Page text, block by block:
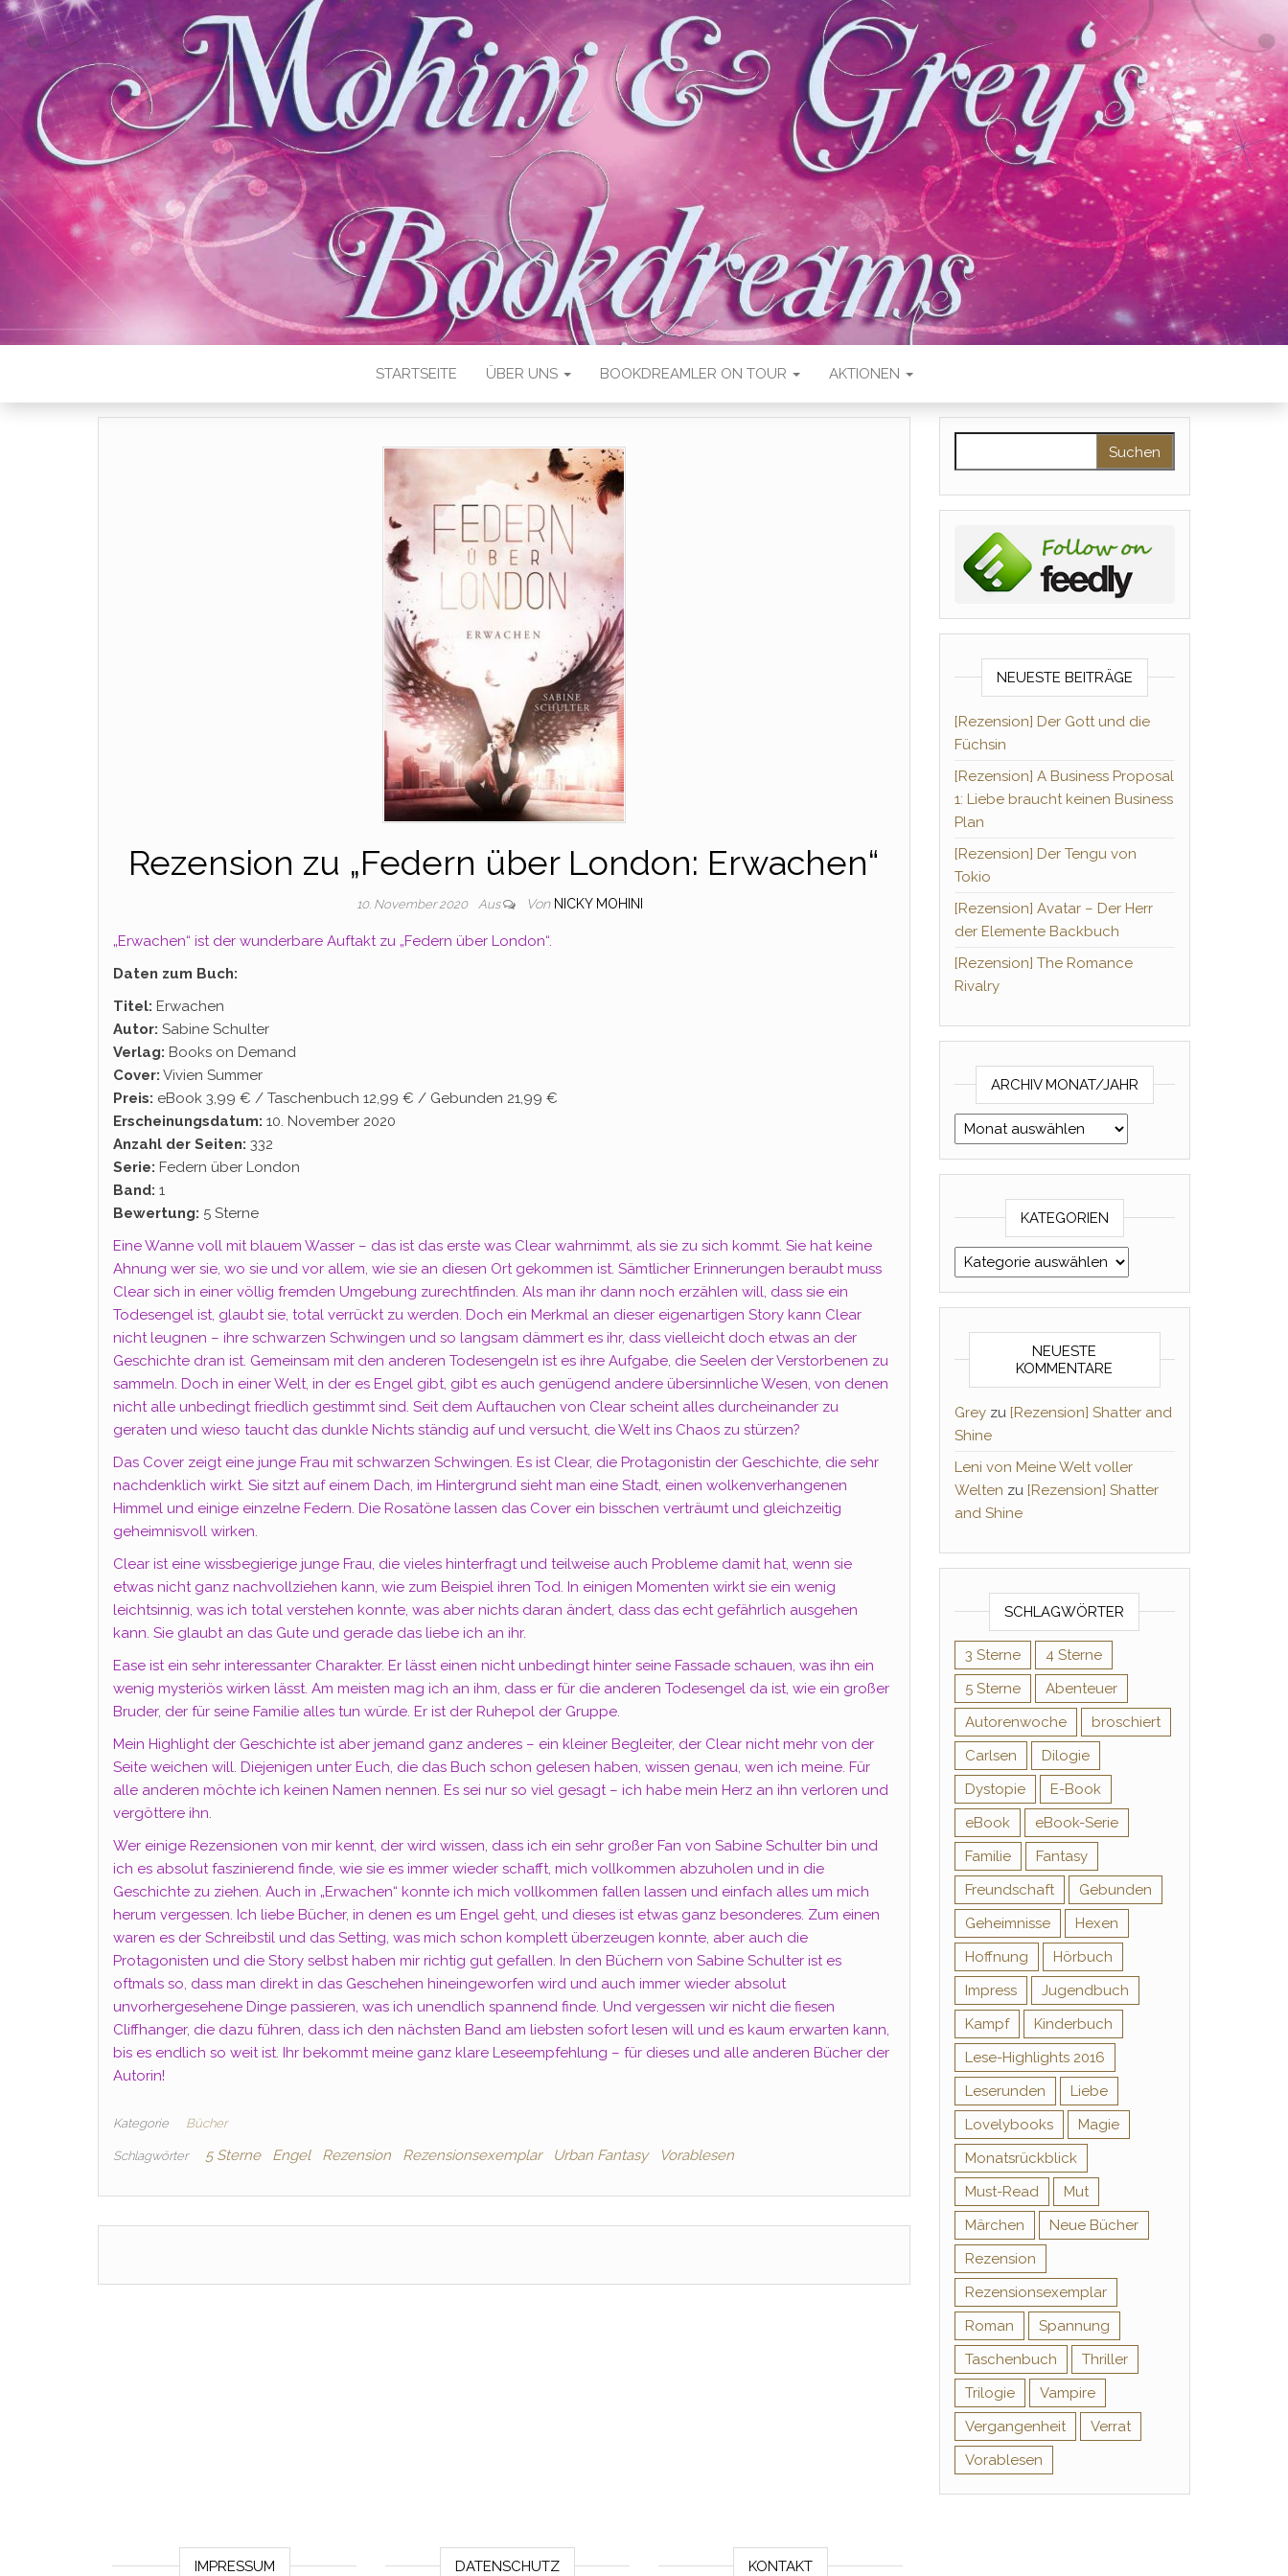
STARTSEITE ÜBER UNS BOOKDREAMLER ON TOUR AKTIONEN
Rezension zu „Federn über London: Erwachen“
10. November 2020 Aus Von NICKY MOHINI
„Erwachen“ ist der wunderbare Auftakt zu „Federn über London“.
Daten zum Buch:
Titel: Erwachen
Autor: Sabine Schulter
Verlag: Books on Demand
Cover: Vivien Summer
Preis: eBook 3,99 € / Taschenbuch 12,99 € / Gebunden 21,99 €
Erscheinungsdatum: 10. November 2020
Anzahl der Seiten: 332
Serie: Federn über London
Band: 1
Bewertung: 5 Sterne
Eine Wanne voll mit blauem Wasser – das ist das erste was Clear wahrnimmt, als sie zu sich kommt. Sie hat keine
Ahnung wer sie, wo sie und vor allem, wie sie an diesen Ort gekommen ist. Sämtlicher Erinnerungen beraubt muss
Clear sich in einer völlig fremden Umgebung zurechtfinden. Als man ihr dann noch erzählen will, dass sie ein
Todesengel ist, glaubt sie, total verrückt zu werden. Doch ein Merkmal an dieser eigenartigen Story kann Clear
nicht leugnen – ihre schwarzen Schwingen und so langsam dämmert es ihr, dass vielleicht doch etwas an der
Geschichte dran ist. Gemeinsam mit den anderen Todesengeln ist es ihre Aufgabe, die Seelen der Verstorbenen zu
sammeln. Doch in einer Welt, in der es Engel gibt, gibt es auch genügend andere übersinnliche Wesen, von denen
nicht alle unbedingt friedlich gestimmt sind. Seit dem Auftauchen von Clear scheint alles durcheinander zu
geraten und wieso taucht das dunkle Nichts ständig auf und versucht, die Welt ins Chaos zu stürzen?
Das Cover zeigt eine junge Frau mit schwarzen Schwingen. Es ist Clear, die Protagonistin der Geschichte, die sehr
nachdenklich wirkt. Sie sitzt auf einem Dach, im Hintergrund sieht man eine Stadt, einen wolkenverhangenen
Himmel und einige einzelne Federn. Die Rosatöne lassen das Cover ein bisschen verträumt und gleichzeitig
geheimnisvoll wirken.
Clear ist eine wissbegierige junge Frau, die vieles hinterfragt und teilweise auch Probleme damit hat, wenn sie
etwas nicht ganz nachvollziehen kann, wie zum Beispiel ihren Tod. In einigen Momenten wirkt sie ein wenig
leichtsinnig, was ich total verstehen konnte, was aber nichts daran ändert, dass das echt gefährlich ausgehen
kann. Sie glaubt an das Gute und gerade das liebe ich an ihr.
Ease ist ein sehr interessanter Charakter. Er lässt einen nicht unbedingt hinter seine Fassade schauen, was ihn ein
wenig mysteriös wirken lässt. Am meisten mag ich an ihm, dass er für die anderen Todesengel da ist, wie ein großer
Bruder, der für seine Familie alles tun würde. Er ist der Ruhepol der Gruppe.
Mein Highlight der Geschichte ist aber jemand ganz anderes – ein kleiner Begleiter, der Clear nicht mehr von der
Seite weichen will. Diejenigen unter Euch, die das Buch schon gelesen haben, wissen genau, wen ich meine. Für
alle anderen möchte ich keinen Namen nennen. Es sei nur so viel gesagt – ich habe mein Herz an ihn verloren und
vergöttere ihn.
Wer einige Rezensionen von mir kennt, der wird wissen, dass ich ein sehr großer Fan von Sabine Schulter bin und
ich es absolut faszinierend finde, wie sie es immer wieder schafft, mich vollkommen abzuholen und in die
Geschichte zu ziehen. Auch in „Erwachen“ konnte ich mich vollkommen fallen lassen und einfach alles um mich
herum vergessen. Ich liebe Bücher, in denen es um Engel geht, und dieses ist etwas ganz besonderes. Zum einen
waren es der Schreibstil und das Setting, was mich schon komplett überzeugen konnte, aber auch die
Protagonisten und die Story selbst haben mir richtig gut gefallen. In den Büchern von Sabine Schulter ist es
oftmals so, dass man direkt in das Geschehen hineingeworfen wird und auch immer wieder absolut
unvorhergesehene Dinge passieren, was ich unendlich spannend finde. Und vergessen wir nicht die fiesen
Cliffhanger, die dazu führen, dass ich den nächsten Band am liebsten sofort lesen will und es kaum erwarten kann,
bis es endlich so weit ist. Ihr bekommt meine ganz klare Leseempfehlung – für dieses und alle anderen Bücher der
Autorin!
Kategorie Bücher
Schlagwörter 5 Sterne Engel Rezension Rezensionsexemplar Urban Fantasy Vorablesen
NEUESTE BEITRÄGE
[Rezension] Der Gott und die
Füchsin
[Rezension] A Business Proposal
1: Liebe braucht keinen Business
Plan
[Rezension] Der Tengu von
Tokio
[Rezension] Avatar – Der Herr
der Elemente Backbuch
[Rezension] The Romance
Rivalry
ARCHIV MONAT/JAHR
Archiv Monat/Jahr
KATEGORIEN
Kategorien
NEUESTE
KOMMENTARE
Greyzu [Rezension] Shatter and
Shine
Leni von Meine Welt voller
Welten zu [Rezension] Shatter
and Shine
SCHLAGWÖRTER
3 Sterne
4 Sterne
5 Sterne
Abenteuer
Autorenwoche
broschiert
Carlsen
Dilogie
Dystopie
E-Book
eBook
eBook-Serie
Familie
Fantasy
Freundschaft
Gebunden
Geheimnisse
Hexen
Hoffnung
Hörbuch
Impress
Jugendbuch
Kampf
Kinderbuch
Lese-Highlights 2016
Leserunden
Liebe
Lovelybooks
Magie
Monatsrückblick
Must-Read
Mut
Märchen
Neue Bücher
Rezension
Rezensionsexemplar
Roman
Spannung
Taschenbuch
Thriller
Trilogie
Vampire
Vergangenheit
Verrat
Vorablesen
IMPRESSUM DATENSCHUTZ KONTAKT